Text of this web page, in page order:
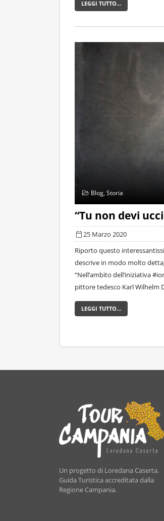
LEGGI TUTTO…
Blog, Storia
“Tu non devi
25 Marzo 2020
Riporto questo
descrive in modo molto
“Nell’ambito dell’iniziativa
pittore tedesco Karl Wilhelm
LEGGI TUTTO…
Un progetto di Loredana Caserta.
Guida Turistica accreditata dalla
Regione Campania.